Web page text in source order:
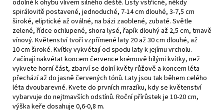
odolné k ohybu vlivem silného deště. Listy vstřícné, někdy
spirálovitě postavené, jednoduché, 7-14 cm dlouhé, 3-7,5 cm
široké, eliptické až oválné, na bázi zaoblené, zubaté. Světle
zelené, řídce ochlupené, shora lysé, řapík dlouhý až 2,5 cm, tmavě
vínový. Květenství tvoří vzpřímené laty 20 až 30 cm dlouhé, až
10 cm široké. Kvítky vykvétají od spodu laty k jejímu vrcholu.
Začínají nakvétat koncem července krémově bílými kvítky, než
vykvete horní část, zbarví se dolní květy růžově a koncem léta
přechází až do jasně červených tónů. Laty jsou tak během celého
léta dvoubarevné. Kvete do prvních mrazíku, kdy se květenství
vybarvuje do nejtmavších odstínů. Roční přírůstek je 10-20 cm,
výška keře dosahuje 0,6-0,8 m.
SUMMIT
TAŘICE
SKALNÍ
67
Kč